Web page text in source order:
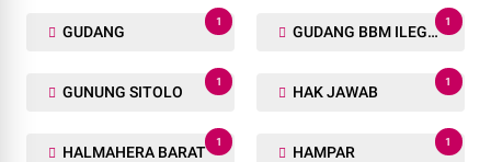
GUDANG
1
GUDANG BBM ILEGAL
1
GUNUNG SITOLO
1
HAK JAWAB
1
HALMAHERA BARAT
1
HAMPAR
1